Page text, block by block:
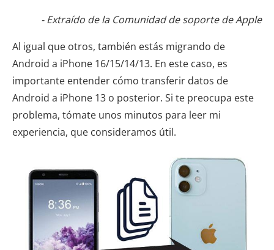
- Extraído de la Comunidad de soporte de Apple
Al igual que otros, también estás migrando de
Android a iPhone 16/15/14/13. En este caso, es
importante entender cómo transferir datos de
Android a iPhone 13 o posterior. Si te preocupa este
problema, tómate unos minutos para leer mi
experiencia, que consideramos útil.